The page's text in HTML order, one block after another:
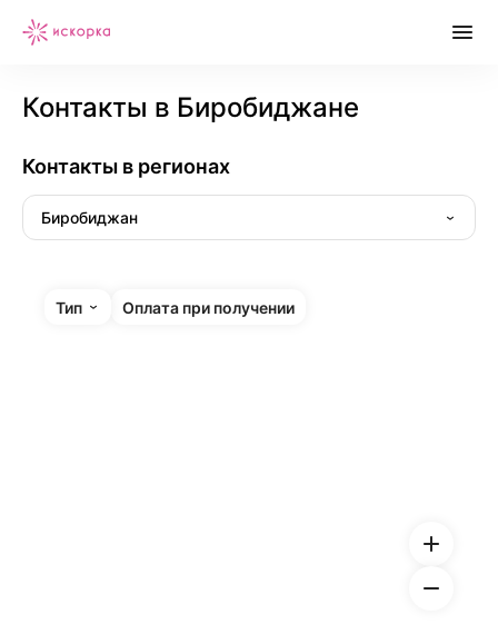
Контакты в Биробиджане
Контакты в регионах
Биробиджан
Тип Оплата при получении